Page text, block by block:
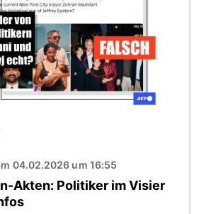
04.02.2026 um 16:55
Akten: Politiker im Visier